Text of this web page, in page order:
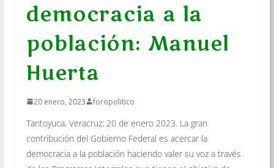
democracia a la
población: Manuel
Huerta
20 enero, 2023 foropolitico
Tantoyuca, Veracruz; 20 de enero 2023. La gran
contribución del Gobierno Federal es acercar la
democracia a la población haciendo valer su voz a través